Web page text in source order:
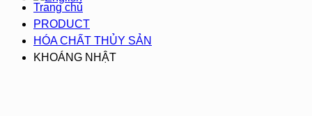
Trang chủ
PRODUCT
HÓA CHẤT THỦY SẢN
KHOÁNG NHẬT